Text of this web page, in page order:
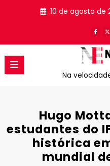
10 de agosto de
Na
Hugo
estudantes do
histórica
mundial